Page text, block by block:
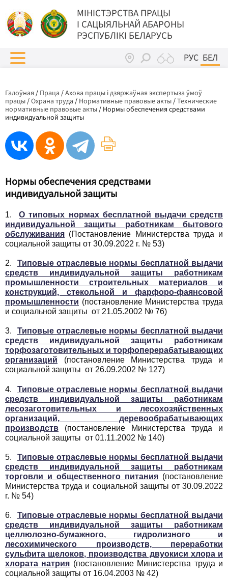
МIНIСТЭРСТВА ПРАЦЫ
I САЦЫЯЛЬНАЙ АБАРОНЫ
РЭСПУБЛІКІ БЕЛАРУСЬ
РУС БЕЛ
Галоўная / Праца /Ахова працы і дзяржаўная экспертыза ўмоў
працы /Охрана труда / Нормативные правовые акты /Технические
нормативные правовые акты / Нормы обеспечения средствами
индивидуальной защиты
Нормы обеспечения средствами
индивидуальной защиты
1.О типовых нормах бесплатной выдачи средств
индивидуальной защиты работникам бытового
обслуживания (Постановление Министерства труда и
социальной защиты от 30.09.2022 г. № 53)
2. Типовые отраслевые нормы бесплатной выдачи
средств индивидуальной защиты работникам
промышленности строительных материалов и
конструкций, стекольной и фарфоро-фаянсовой
промышленности (постановление Министерства труда
и социальной защиты от 21.05.2002 № 76)
3. Типовые отраслевые нормы бесплатной выдачи
средств индивидуальной защиты работникам
торфозаготовительных и торфоперерабатывающих
организаций (постановление Министерства труда и
социальной защиты от 26.09.2002 № 127)
4. Типовые отраслевые нормы бесплатной выдачи
средств индивидуальной защиты работникам
лесозаготовительных и лесохозяйственных
организаций, деревообрабатывающих
производств (постановление Министерства труда и
социальной защиты от 01.11.2002 № 140)
5. Типовые отраслевые нормы бесплатной выдачи
средств индивидуальной защиты работникам
торговли и общественного питания (постановление
Министерства труда и социальной защиты от 30.09.2022
г. № 54)
6. Типовые отраслевые нормы бесплатной выдачи
средств индивидуальной защиты работникам
целлюлозно-бумажного, гидролизного и
лесохимического производств, переработки
сульфита щелоков, производства двуокиси хлора и
хлората натрия (постановление Министерства труда и
социальной защиты от 16.04.2003 № 42)